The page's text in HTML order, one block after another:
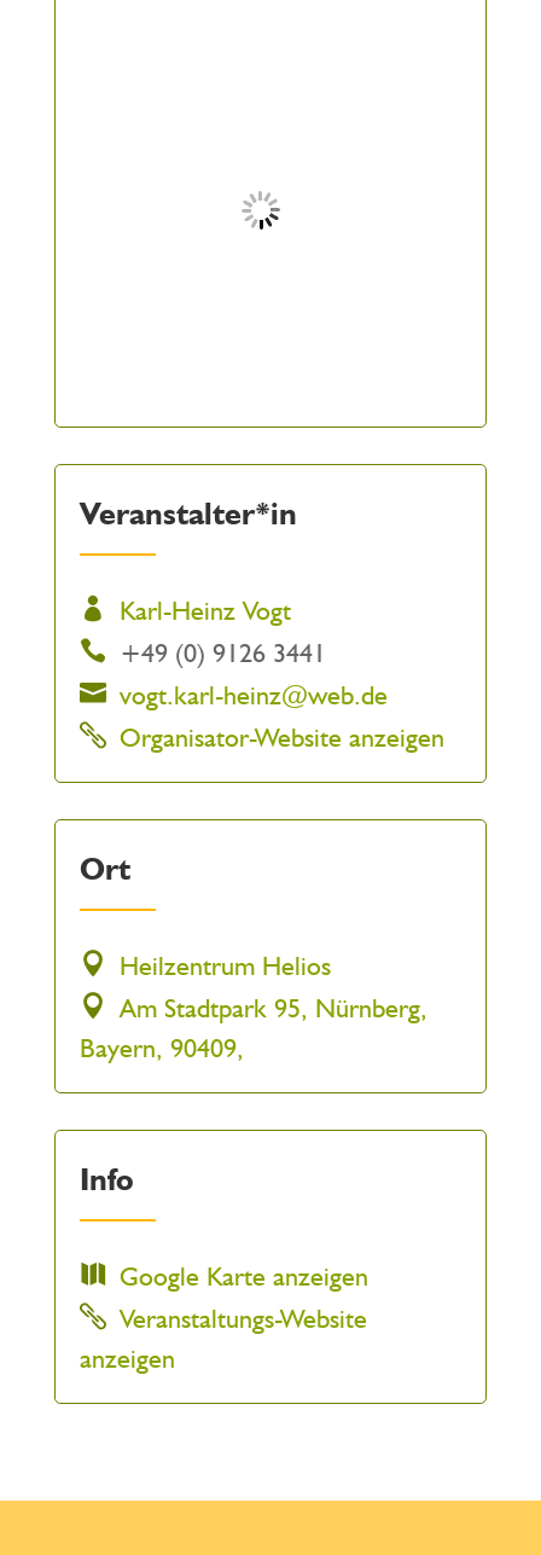
Veranstalter*in
Karl-Heinz Vogt
+49 (0) 9126 3441
vogt.karl-heinz@web.de
Organisator-Website anzeigen
Ort
Heilzentrum Helios
Am Stadtpark 95, Nürnberg,
Bayern, 90409,
Info
Google Karte anzeigen
Veranstaltungs-Website
anzeigen